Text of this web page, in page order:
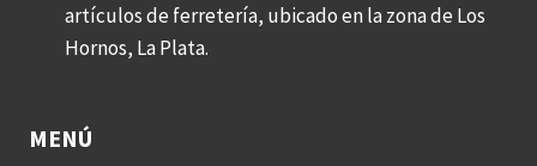
artículos de ferretería, ubicado en la zona de Los
Hornos, La Plata.
MENÚ